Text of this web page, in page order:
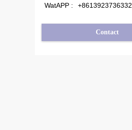
WatAPP : +8613923736332
Contact